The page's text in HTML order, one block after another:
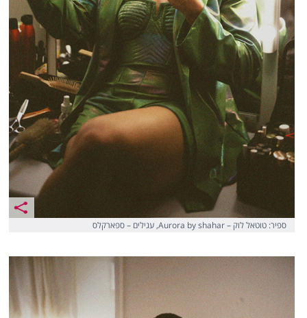
ספיר: טוטאל לוק – Aurora by shahar, עגילים – ספארקלס